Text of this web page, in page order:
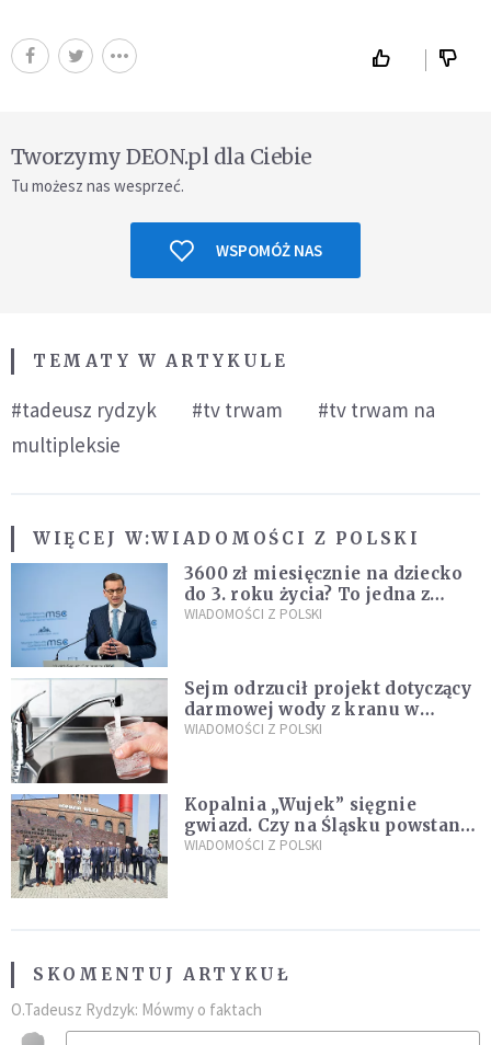
Tworzymy DEON.pl dla Ciebie
Tu możesz nas wesprzeć.
WSPOMÓŻ NAS
TEMATY W ARTYKULE
#tadeusz rydzyk #tv trwam
#tv trwam na
multipleksie
WIĘCEJ W:WIADOMOŚCI Z POLSKI
3600 zł miesięcznie na dziecko
do 3. roku życia? To jedna z
propozycji programu "Rozwój
WIADOMOŚCI Z POLSKI
Sejm odrzucił projekt dotyczący
darmowej wody z kranu w
restauracjach
WIADOMOŚCI Z POLSKI
Kopalnia „Wujek” sięgnie
gwiazd. Czy na Śląsku powstanie
„Dolina Krzemowa”?
WIADOMOŚCI Z POLSKI
SKOMENTUJ ARTYKUŁ
O.Tadeusz Rydzyk: Mówmy o faktach